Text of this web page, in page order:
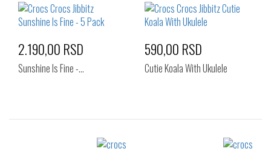
Izaberi željeni broj:
2.190,00 RSD
Sunshine Is Fine -…
Izaberi željeni broj:
590,00 RSD
Cutie Koala With Ukulele